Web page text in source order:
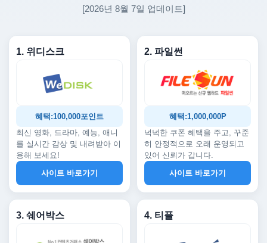
[2026년 8월 7일 업데이트]
1. 위디스크
혜택:100,000포인트
최신 영화, 드라마, 예능, 애니
를 실시간 감상 및 내려받아 이
용해 보세요!
사이트 바로가기
2. 파일썬
혜택:1,000,000P
넉넉한 쿠폰 혜택을 주고, 꾸준
히 안정적으로 오래 운영되고
있어 신뢰가 갑니다.
사이트 바로가기
3. 쉐어박스 4. 티플